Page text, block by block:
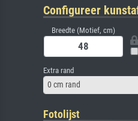
Configureer
Breedte (Motief, cm)
Extra rand
0 cm rand
Fotolijst